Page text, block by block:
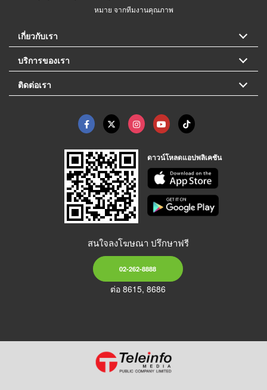
หมาย จากทีมงานคุณภาพ
เกี่ยวกับเรา
บริการของเรา
ติดต่อเรา
ดาวน์โหลดแอปพลิเคชัน
สนใจลงโฆษณา ปรึกษาฟรี
02-262-8888
ต่อ 8615, 8686